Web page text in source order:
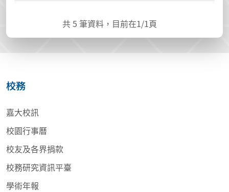
共5 筆資料，目前在1/1頁
校務
嘉大校訊
校園行事曆
校友及各界捐款
校務研究資訊平臺
學術年報